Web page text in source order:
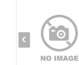
‹